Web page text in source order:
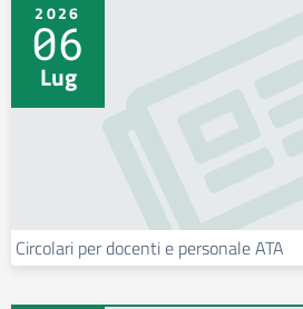
2026
06
Lug
Circolari per docenti e personale ATA